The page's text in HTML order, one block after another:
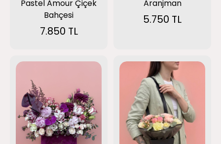
Pastel Amour Çiçek
Bahçesi
7.850 TL
Aranjman
5.750 TL